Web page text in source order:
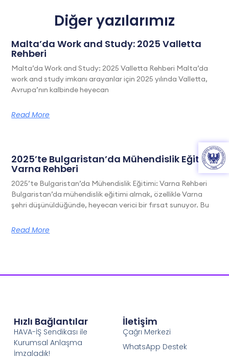
Diğer yazılarımız
Malta’da Work and Study: 2025 Valletta
Rehberi
Malta’da Work and Study: 2025 Valletta Rehberi Malta’da
work and study imkanı arayanlar için 2025 yılında Valletta,
Avrupa’nın kalbinde heyecan
Read More
2025’te Bulgaristan’da Mühendislik Eğitimi:
Varna Rehberi
2025’te Bulgaristan’da Mühendislik Eğitimi: Varna Rehberi
Bulgaristan’da mühendislik eğitimi almak, özellikle Varna
şehri düşünüldüğünde, heyecan verici bir fırsat sunuyor. Bu
Read More
Hızlı Bağlantılar
HAVA-İŞ Sendikası ile
Kurumsal Anlaşma
İmzaladık!
İletişim
Çağrı Merkezi
WhatsApp Destek